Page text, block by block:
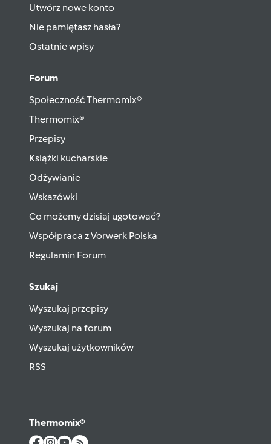
Utwórz nowe konto
Nie pamiętasz hasła?
Ostatnie wpisy
Forum
Społeczność Thermomix®
Thermomix®
Przepisy
Książki kucharskie
Odżywianie
Wskazówki
Co możemy dzisiaj ugotować?
Współpraca z Vorwerk Polska
Regulamin Forum
Szukaj
Wyszukaj przepisy
Wyszukaj na forum
Wyszukaj użytkowników
RSS
Thermomix®